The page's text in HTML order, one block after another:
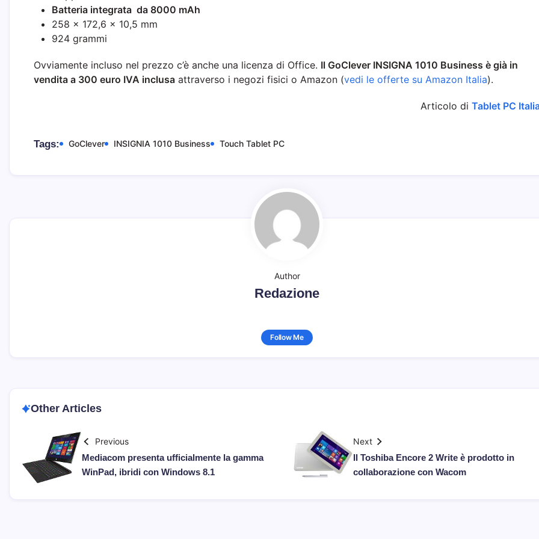
Batteria integrata da 8000 mAh
258 × 172,6 × 10,5 mm
924 grammi
Ovviamente incluso nel prezzo c’è anche una licenza di Office. Il GoClever INSIGNA 1010 Business è già in
vendita a 300 euro IVA inclusa attraverso i negozi fisici o Amazon (vedi le offerte su Amazon Italia).
Articolo di Tablet PC
Tags: GoClever INSIGNIA 1010 Business Touch Tablet PC
Author
Redazione
Follow Me
Other Articles
Previous
Mediacom presenta ufficialmente la gamma
WinPad, ibridi con Windows 8.1
Next
Il Toshiba Encore 2 Write è prodotto in
collaborazione con Wacom